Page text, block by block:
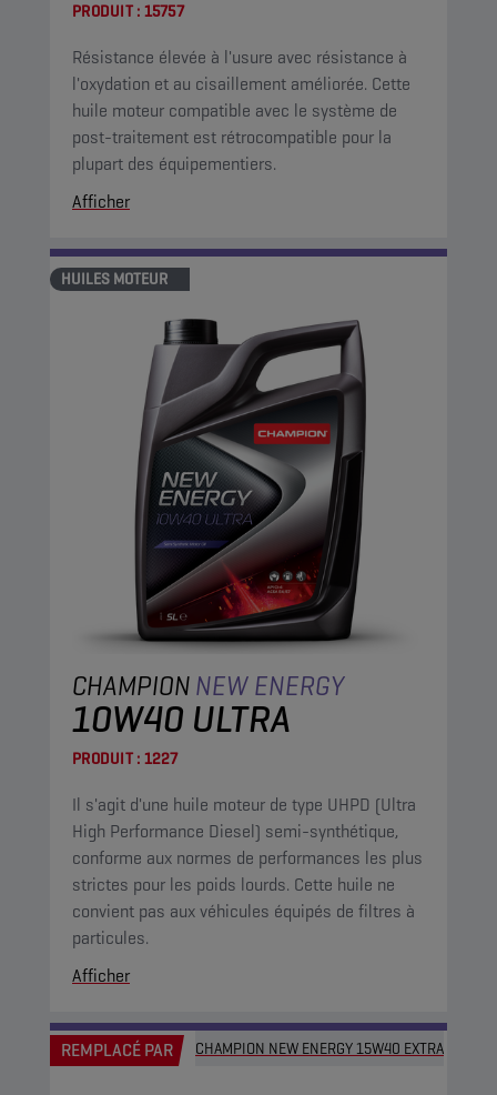
PRODUIT : 15757
Résistance élevée à l'usure avec résistance à
l'oxydation et au cisaillement améliorée. Cette
huile moteur compatible avec le système de
post-traitement est rétrocompatible pour la
plupart des équipementiers.
Afficher
HUILES MOTEUR
CHAMPIONNEW ENERGY
10W40 ULTRA
PRODUIT : 1227
Il s'agit d'une huile moteur de type UHPD (Ultra
High Performance Diesel) semi-synthétique,
conforme aux normes de performances les plus
strictes pour les poids lourds. Cette huile ne
convient pas aux véhicules équipés de filtres à
particules.
Afficher
REMPLACÉ PAR CHAMPION NEW ENERGY 15W40 EXTRA